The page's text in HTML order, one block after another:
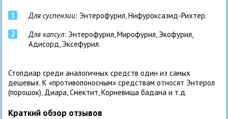
Для суспензии: Энтерофурил, Нифуроксазид-Рихтер.
Для капсул: Энтерофурил, Мирофурил, Экофурил,
Адисорд, Эксефурил.
Стопдиар среди аналогичных средств один из самых
дешевых. К «противопоносным» средствам относят Энтерол
(порошок), Диара, Смектит, Корневища бадана и т.д.
Краткий обзор отзывов